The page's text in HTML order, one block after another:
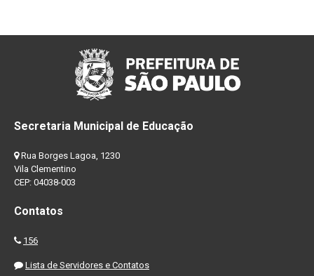
Secretaria Municipal de Educação
Rua Borges Lagoa, 1230
Vila Clementino
CEP: 04038-003
Contatos
156
Lista de Servidores e Contatos